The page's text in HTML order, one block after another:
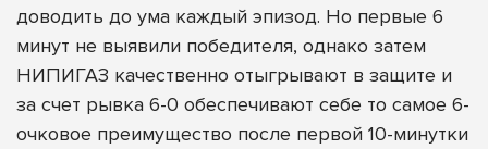
доводить до ума каждый эпизод. Но первые 6
минут не выявили победителя, однако затем
НИПИГАЗ качественно отыгрывают в защите и
за счет рывка 6-0 обеспечивают себе то самое 6-
очковое преимущество после первой 10-минутки